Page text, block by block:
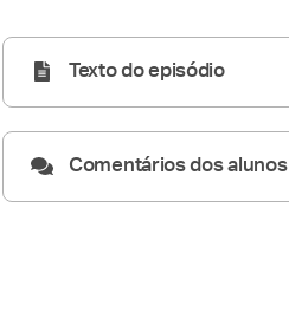
Texto do episódio
Comentários dos alunos